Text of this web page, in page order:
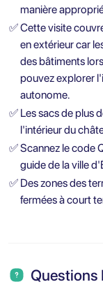
manière
✅Cette visite
en extérieur car
des bâtiments
pouvez explorer
autonome.
✅ Les sacs de plus
l'intérieur du
✅Scannez le code
guide de la ville
✅ Des zones des
fermées à court
Questions